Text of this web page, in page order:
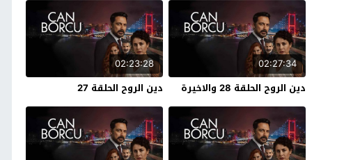
02:27:34
دين الروح الحلقة 28 والاخيرة
02:23:28
دين الروح الحلقة 27